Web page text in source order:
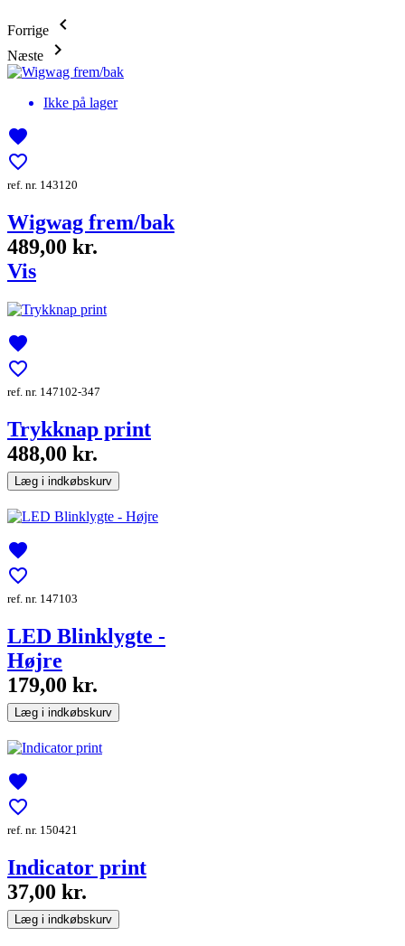
Forrige keyboard_arrow_left
Næste keyboard_arrow_right
Ikke på lager
favorite
favorite_border
ref. nr. 143120
Wigwag frem/bak
489,00 kr.
Vis
favorite
favorite_border
ref. nr. 147102-347
Trykknap print
488,00 kr.
Læg i indkøbskurv
favorite
favorite_border
ref. nr. 147103
LED Blinklygte -
Højre
179,00 kr.
Læg i indkøbskurv
favorite
favorite_border
ref. nr. 150421
Indicator print
37,00 kr.
Læg i indkøbskurv